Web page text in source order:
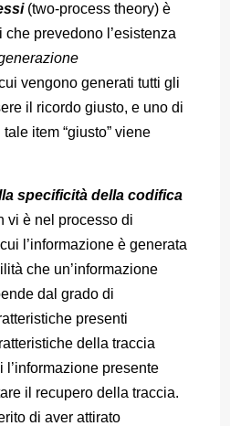
(two-process theory) è
prevedono l’esistenza
vengono generati tutti gli
il ricordo giusto, e uno di
item “giusto” viene
specificità della codifica
vi è nel processo di
l’informazione è generata
che un’informazione
dal grado di
presenti
della traccia
l’informazione presente
il recupero della traccia.
di aver attirato